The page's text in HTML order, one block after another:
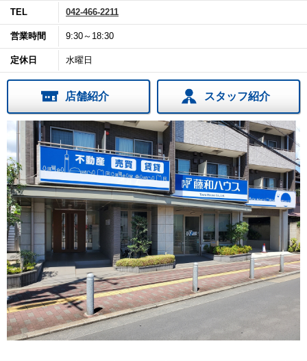
TEL 042-466-2211
営業時間 9:30～18:30
定休日 水曜日
店舗紹介 スタッフ紹介